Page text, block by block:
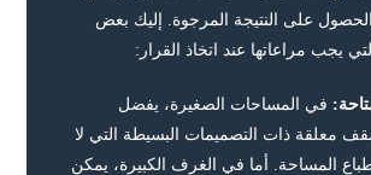
الحصول على النتيجة المرجوة. إليك بعض
يجب مراعاتها عند اتخاذ القرار:
في المساحات الصغيرة، يفضل
معلقة ذات التصميمات البسيطة التي لا
المساحة. أما في الغرف الكبيرة، يمكن